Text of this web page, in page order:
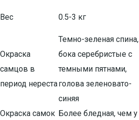
Вес 0.5-3 кг
Окраска
самцов в
период нереста
Темно-зеленая спина,
бока серебристые с
темными пятнами,
голова зеленовато-
синяя
Окраска самок Более бледная, чем у